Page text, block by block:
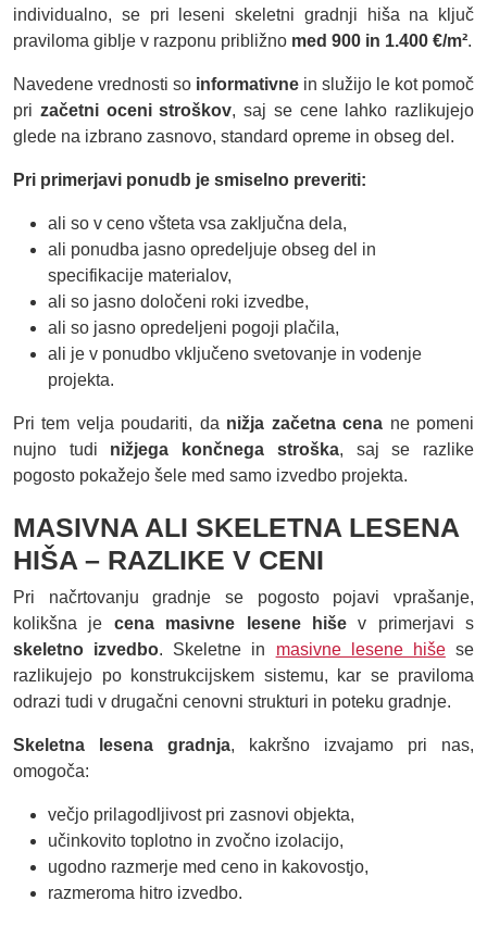
individualno, se pri leseni skeletni gradnji hiša na ključ
praviloma giblje v razponu približno med 900 in 1.400 €/m².
Navedene vrednosti so informativne in služijo le kot pomoč
pri začetni oceni stroškov, saj se cene lahko razlikujejo
glede na izbrano zasnovo, standard opreme in obseg del.
Pri primerjavi ponudb je smiselno preveriti:
ali so v ceno všteta vsa zaključna dela,
ali ponudba jasno opredeljuje obseg del in
specifikacije materialov,
ali so jasno določeni roki izvedbe,
ali so jasno opredeljeni pogoji plačila,
ali je v ponudbo vključeno svetovanje in vodenje
projekta.
Pri tem velja poudariti, da nižja začetna cena ne pomeni
nujno tudi nižjega končnega stroška, saj se razlike
pogosto pokažejo šele med samo izvedbo projekta.
MASIVNA ALI SKELETNA LESENA
HIŠA – RAZLIKE V CENI
Pri načrtovanju gradnje se pogosto pojavi vprašanje,
kolikšna je cena masivne lesene hišev primerjavi s
skeletno izvedbo. Skeletne in masivne lesene hišese
razlikujejo po konstrukcijskem sistemu, kar se praviloma
odrazi tudi v drugačni cenovni strukturi in poteku gradnje.
Skeletna lesena gradnja, kakršno izvajamo pri nas,
omogoča:
večjo prilagodljivost pri zasnovi objekta,
učinkovito toplotno in zvočno izolacijo,
ugodno razmerje med ceno in kakovostjo,
razmeroma hitro izvedbo.